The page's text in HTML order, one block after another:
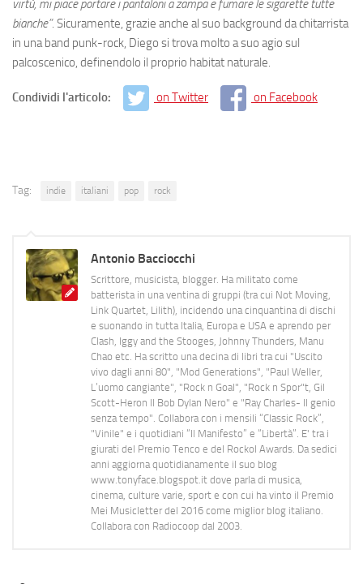
virtù, mi piace portare i pantaloni a zampa e fumare le sigarette tutte
bianche”. Sicuramente, grazie anche al suo background da chitarrista
in una band punk-rock, Diego si trova molto a suo agio sul
palcoscenico, definendolo il proprio habitat naturale.
Condividi l'articolo: on Twitter on Facebook
Tag: indie italiani pop rock
Antonio Bacciocchi
Scrittore, musicista, blogger. Ha militato come
batterista in una ventina di gruppi (tra cui Not Moving,
Link Quartet, Lilith), incidendo una cinquantina di dischi
e suonando in tutta Italia, Europa e USA e aprendo per
Clash, Iggy and the Stooges, Johnny Thunders, Manu
Chao etc. Ha scritto una decina di libri tra cui "Uscito
vivo dagli anni 80", "Mod Generations", "Paul Weller,
L’uomo cangiante", "Rock n Goal", "Rock n Spor"t, Gil
Scott-Heron Il Bob Dylan Nero" e "Ray Charles- Il genio
senza tempo". Collabora con i mensili “Classic Rock”,
"Vinile" e i quotidiani “Il Manifesto” e “Libertà”. E' tra i
giurati del Premio Tenco e del Rockol Awards. Da sedici
anni aggiorna quotidianamente il suo blog
www.tonyface.blogspot.it dove parla di musica,
cinema, culture varie, sport e con cui ha vinto il Premio
Mei Musicletter del 2016 come miglior blog italiano.
Collabora con Radiocoop dal 2003.